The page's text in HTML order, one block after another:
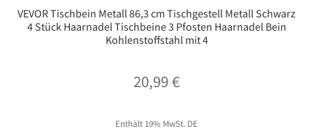
VEVOR Tischbein Metall 86,3 cm Tischgestell Metall Schwarz
4 Stück Haarnadel Tischbeine 3 Pfosten Haarnadel Bein
Kohlenstoffstahl mit 4
20,99€
Enthält 19% MwSt. DE